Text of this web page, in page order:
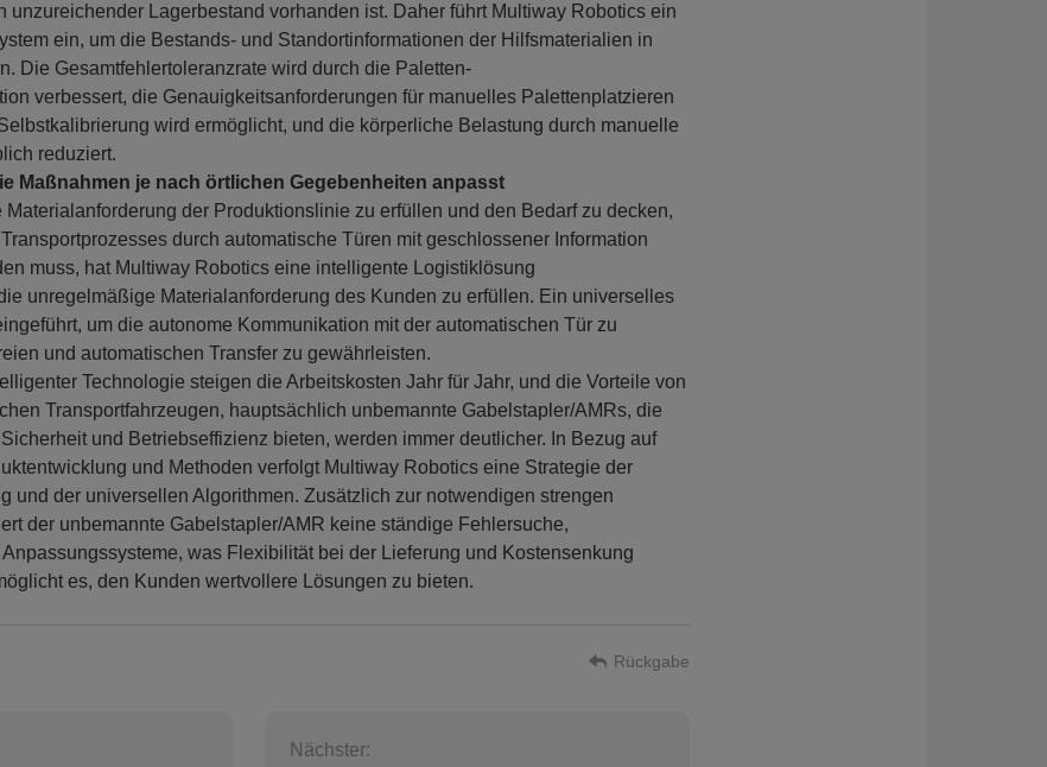
unzureichender Lagerbestand vorhanden ist. Daher führt Multiway Robotics ein
ein, um die Bestands- und Standortinformationen der Hilfsmaterialien in
Die Gesamtfehlertoleranzrate wird durch die Paletten-
verbessert, die Genauigkeitsanforderungen für manuelles Palettenplatzieren
wird ermöglicht, und die körperliche Belastung durch manuelle
reduziert.
Maßnahmen je nach örtlichen Gegebenheiten anpasst
der Produktionslinie zu erfüllen und den Bedarf zu decken,
durch automatische Türen mit geschlossener Information
muss, hat Multiway Robotics eine intelligente Logistiklösung
unregelmäßige Materialanforderung des Kunden zu erfüllen. Ein universelles
um die autonome Kommunikation mit der automatischen Tür zu
und automatischen Transfer zu gewährleisten.
Technologie steigen die Arbeitskosten Jahr für Jahr, und die Vorteile von
Transportfahrzeugen, hauptsächlich unbemannte Gabelstapler/AMRs, die
und Betriebseffizienz bieten, werden immer deutlicher. In Bezug auf
und Methoden verfolgt Multiway Robotics eine Strategie der
und der universellen Algorithmen. Zusätzlich zur notwendigen strengen
der unbemannte Gabelstapler/AMR keine ständige Fehlersuche,
was Flexibilität bei der Lieferung und Kostensenkung
es, den Kunden wertvollere Lösungen zu bieten.
Rückgabe
Nächster: